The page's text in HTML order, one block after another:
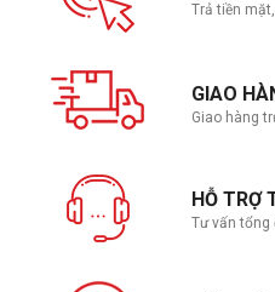
Trả tiền
GIAO
Giao hàng
HỖ TRỢ
Tư vấn tổng